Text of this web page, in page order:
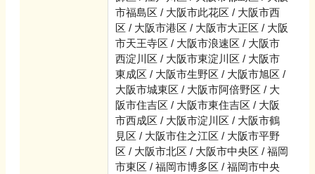
市福島区 / 大阪市此花区 / 大阪市西
区 / 大阪市港区 / 大阪市大正区 / 大阪
市天王寺区 / 大阪市浪速区 / 大阪市
西淀川区 / 大阪市東淀川区 / 大阪市
東成区 / 大阪市生野区 / 大阪市旭区 /
大阪市城東区 / 大阪市阿倍野区 / 大
阪市住吉区 / 大阪市東住吉区 / 大阪
市西成区 / 大阪市淀川区 / 大阪市鶴
見区 / 大阪市住之江区 / 大阪市平野
区 / 大阪市北区 / 大阪市中央区 / 福岡
市東区 / 福岡市博多区 / 福岡市中央